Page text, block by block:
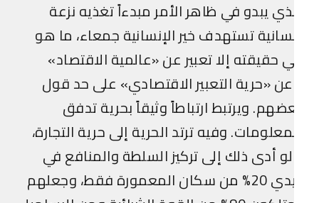
يبدو في ظاهر الأمر مبدءاً تغذيه نزعة
تستهدف خير الإنسانية جمعاء، ما هو
حقيقته إلا تعبير عن «عالمية الاقتصاد»
«حرية التعبير الاقتصادي» على حد قول
ويرتبط ارتباطاً وثيقاً بحرية تدفق
وفيه ترتد الحرية إلى حرية التجارة،
أدى ذلك إلى تركيز السلطة والمنافع في
أيدي 20% من سكان المعمورة فقط، وجعلهم